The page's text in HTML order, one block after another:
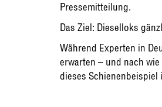
Pressemitteilung.
Das Ziel: Dieselloks
Während Experten in
erwarten – und nach
dieses